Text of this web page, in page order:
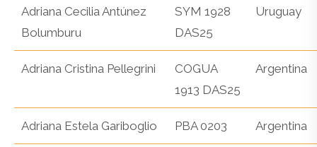
Adriana Cecilia Antúnez
Bolumburu
SYM 1928
DAS25
Uruguay
Adriana Cristina Pellegrini
COGUA
1913 DAS25
Argentina
Adriana Estela Gariboglio PBA 0203 Argentina